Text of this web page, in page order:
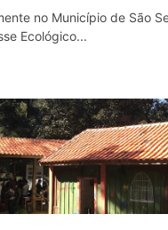
no Município de São
Ecológico...